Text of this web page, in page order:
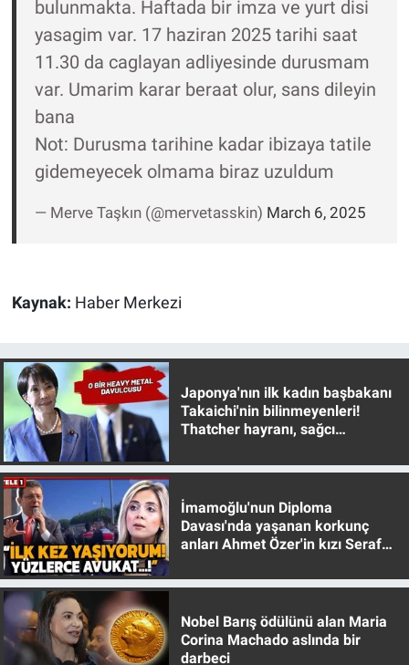
bulunmakta. Haftada bir imza ve yurt disi
yasagim var. 17 haziran 2025 tarihi saat
11.30 da caglayan adliyesinde durusmam
var. Umarim karar beraat olur, sans dileyin
bana
Not: Durusma tarihine kadar ibizaya tatile
gidemeyecek olmama biraz uzuldum
— Merve Taşkın (@mervetasskin) March 6, 2025
Kaynak: Haber Merkezi
Japonya'nın ilk kadın başbakanı
Takaichi'nin bilinmeyenleri!
Thatcher hayranı, sağcı
İmamoğlu'nun Diploma
Davası'nda yaşanan korkunç
anları Ahmet Özer'in kızı Seraf
Nobel Barış ödülünü alan Maria
Corina Machado aslında bir
darbeci
Spor
Teknoloji
Türkiye'nin Geleceği
Türkiye'nin Gündemi
Yerel Gündem